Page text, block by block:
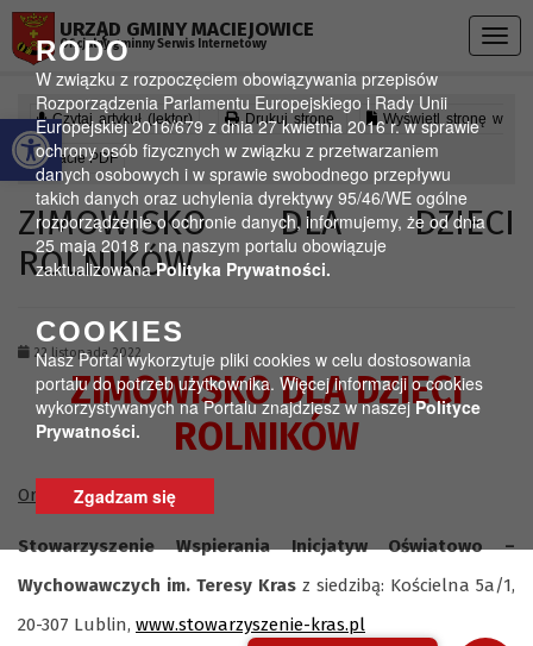
Otwórz pasek narzędzi
RODO
W związku z rozpoczęciem obowiązywania przepisów
Rozporządzenia Parlamentu Europejskiego i Rady Unii
Europejskiej 2016/679 z dnia 27 kwietnia 2016 r. w sprawie
ochrony osób fizycznych w związku z przetwarzaniem
danych osobowych i w sprawie swobodnego przepływu
takich danych oraz uchylenia dyrektywy 95/46/WE ogólne
rozporządzenie o ochronie danych, informujemy, że od dnia
25 maja 2018 r. na naszym portalu obowiązuje
zaktualizowanaPolityka Prywatności.
COOKIES
Nasz Portal wykorzytuje pliki cookies w celu dostosowania
portalu do potrzeb użytkownika. Więcej informacji o cookies
wykorzystywanych na Portalu znajdziesz w naszejPolityce
Prywatności.
Zgadzam się
URZĄD GMINY MACIEJOWICE
Oficjalny gminny Serwis Internetowy
Czytaj artykuł (lektor) Drukuj stronę Wyświetl stronę w
formacie PDF
ZIMOWISKO DLA DZIECI
ROLNIKÓW
22 listopada 2022
ZIMOWISKO DLA DZIECI
ROLNIKÓW
Organizator:
Stowarzyszenie Wspierania Inicjatyw Oświatowo –
Wychowawczych im. Teresy Kras z siedzibą: Kościelna 5a/1,
20-307 Lublin, www.stowarzyszenie-kras.pl